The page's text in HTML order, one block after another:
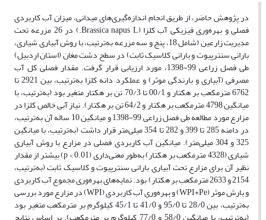
در پژوهش حاضر، از طریق انجام اندازه‌گیری‌های میدانی، میزان آب کاربردی
فصلی و بهره‌وری فیزیکی آب کلزا (Brassica napus L.) در 26 مزرعه تحت
مدیریت زارعین (شامل 18، پنج و سه مزرعه به‌ترتیب، با روش آبیاری شیاری،
بارانی سنترپیوت و بارانی کلاسیک ثابت) در سطح دشت مغان (استان اردبیل)
طی فصل زراعی 99-1398، مورد ارزیابی قرار گرفت. مقدار فصلی کل آب
مصرفی (آبیاری و بارندگی موثر) و عملکرد دانه کلزا به‌ترتیب، بین 2921 تا
6762 مترمکعب بر هکتار و 00/1 تا 70/3 تن بر هکتار متغیر بود (به‌ترتیب، با
میانگین 4798 مترمکعب بر هکتار و 64/2 تن بر هکتار). نیاز آبی خالص کلزا در
مزارع مورد مطالعه طی فصل زراعی 99-1398 و میانگین 10 ساله آن به‌ترتیب،
در دامنه 285 تا 399 و 282 تا 354 میلی‌متر قرار داشت (به‌ترتیب، با میانگین
325 و 304 میلی‌متر). میانگین آب کاربردی فصلی در مزارع با روش آبیاری
شیاری (4328 مترمکعب بر هکتار) به‌طور معنی‌داری (p < 0.01) بیشتر از مقدار
نظیر آن برای مزارع تحت آبیاری بارانی سنترپیوت و کلاسیک ثابت (به‌ترتیب،
2154 و 2633 مترمکعب بر هکتار) بود. نمایه‌های بهره‌وری مجموع آب کاربردی
و بارش موثر (WPI+Pe) و بهره‌وری آب کاربردی (WPI) در مزارع مورد بررسی
به‌ترتیب، بین 28/0 تا 95/0 و 41/0 تا 45/1 کیلوگرم بر مترمکعب متغیر بود